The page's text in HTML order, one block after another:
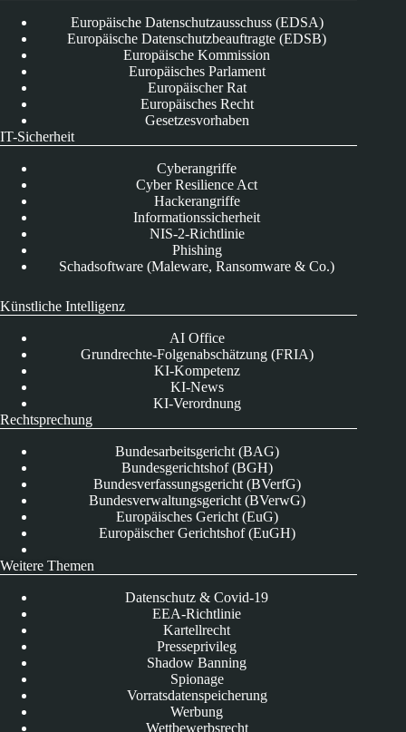
Europäische Datenschutzausschuss (EDSA)
Europäische Datenschutzbeauftragte (EDSB)
Europäische Kommission
Europäisches Parlament
Europäischer Rat
Europäisches Recht
Gesetzesvorhaben
IT-Sicherheit
Cyberangriffe
Cyber Resilience Act
Hackerangriffe
Informationssicherheit
NIS-2-Richtlinie
Phishing
Schadsoftware (Maleware, Ransomware & Co.)
Künstliche Intelligenz
AI Office
Grundrechte-Folgenabschätzung (FRIA)
KI-Kompetenz
KI-News
KI-Verordnung
Rechtsprechung
Bundesarbeitsgericht (BAG)
Bundesgerichtshof (BGH)
Bundesverfassungsgericht (BVerfG)
Bundesverwaltungsgericht (BVerwG)
Europäisches Gericht (EuG)
Europäischer Gerichtshof (EuGH)
Weitere Themen
Datenschutz & Covid-19
EEA-Richtlinie
Kartellrecht
Presseprivileg
Shadow Banning
Spionage
Vorratsdatenspeicherung
Werbung
Wettbewerbsrecht